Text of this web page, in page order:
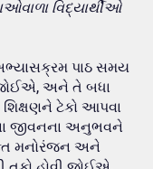
વિદ્યાર્થીઓ
પાઠ સમય
જોઈએ, અને તે બધા
શિક્ષણને ટેકો આપવા
જીવનના અનુભવને
મનોરંજન અને